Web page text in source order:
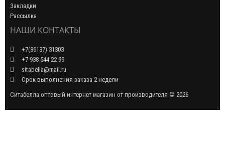
Закладки
Рассылка
НАШИ КОНТАКТЫ
+7(86137) 31303
+7 938 544 22 99
sitabella@mail.ru
Срок выполнения заказа 2 недели
Ситабелла оптовый интернет магазин от производителя © 2026